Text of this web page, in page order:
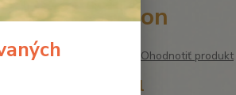
solution
Ohodnotiť produkt
Fľaša, 591 ml